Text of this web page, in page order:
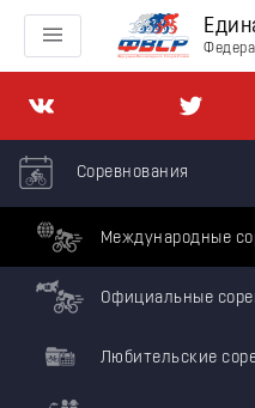
Соревнования
Международные
Официальные
Любительские